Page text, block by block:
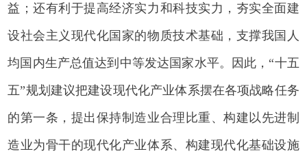
益；还有利于提高经济实力和科技实力，夯实全面建
设社会主义现代化国家的物质技术基础，支撑我国人
均国内生产总值达到中等发达国家水平。因此，“十五
五”规划建议把建设现代化产业体系摆在各项战略任务
的第一条，提出保持制造业合理比重、构建以先进制
造业为骨干的现代化产业体系、构建现代化基础设施